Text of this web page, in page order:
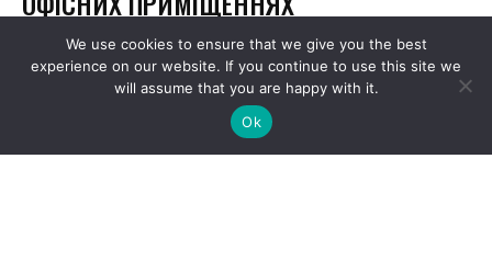
We use cookies to ensure that we give you the best
experience on our website. If you continue to use this site we
will assume that you are happy with it.
Ok